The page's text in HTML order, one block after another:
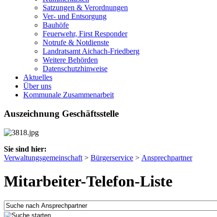
Satzungen & Verordnungen
Ver- und Entsorgung
Bauhöfe
Feuerwehr, First Responder
Notrufe & Notdienste
Landratsamt Aichach-Friedberg
Weitere Behörden
Datenschutzhinweise
Aktuelles
Über uns
Kommunale Zusammenarbeit
Auszeichnung Geschäftsstelle
Sie sind hier:
Verwaltungsgemeinschaft > Bürgerservice > Ansprechpartner
Mitarbeiter-Telefon-Liste